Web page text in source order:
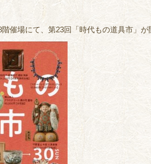
催場にて、第23回「時代もの道具市」が